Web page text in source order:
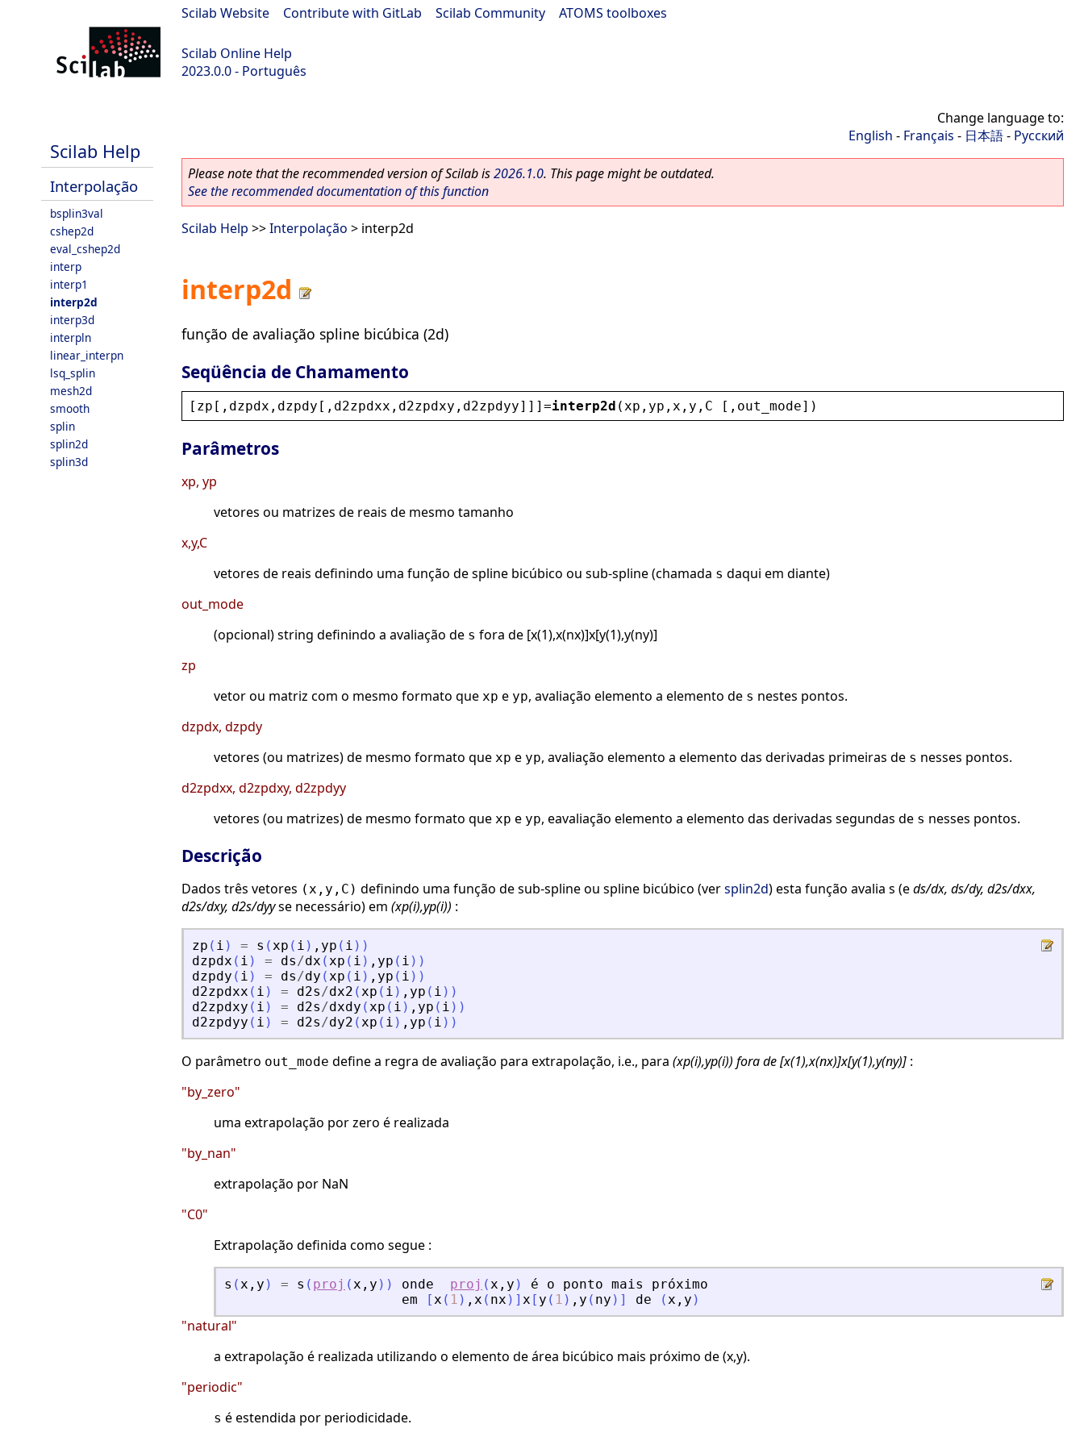
Scilab Website Contribute with GitLab Scilab Community ATOMS toolboxes
Scilab Online Help
2023.0.0 - Português
Scilab Help
Interpolação
bsplin3val
cshep2d
eval_cshep2d
interp
interp1
interp2d
interp3d
interpln
linear_interpn
lsq_splin
mesh2d
smooth
splin
splin2d
splin3d
Change language to:
English - Français - 日本語- Русский
Please note that the recommended version of Scilab is2026.1.0. This page might be outdated.
See the recommended documentation of this function
Scilab Help >>Interpolação > interp2d
interp2d
função de avaliação spline bicúbica (2d)
Seqüência de Chamamento
[ zp [, dzpdx , dzpdy [, d2zpdxx , d2zpdxy , d2zpdyy]]]=interp2d ( xp , yp , x , y , C [, out_mode])
Parâmetros
xp, yp
vetores ou matrizes de reais de mesmo tamanho
x,y,C
vetores de reais definindo uma função de spline bicúbico ou sub-spline (chamada s daqui em diante)
out_mode
(opcional) string definindo a avaliação de s fora de [x(1),x(nx)]x[y(1),y(ny)]
zp
vetor ou matriz com o mesmo formato que xp e yp, avaliação elemento a elemento de s nestes pontos.
dzpdx, dzpdy
vetores (ou matrizes) de mesmo formato que xp e yp, avaliação elemento a elemento das derivadas primeiras de s nesses pontos.
d2zpdxx, d2zpdxy, d2zpdyy
vetores (ou matrizes) de mesmo formato que xp e yp, eavaliação elemento a elemento das derivadas segundas de s nesses pontos.
Descrição
Dados três vetores (x,y,C) definindo uma função de sub-spline ou spline bicúbico (versplin2d) esta função avalia s (eds/dx, ds/dy, d2s/dxx,
d2s/dxy, d2s/dyyse necessário) em (xp(i),yp(i)) :
zp ( i ) = s (xp ( i ) , yp ( i ) )
dzpdx ( i ) = ds/dx (xp ( i ) , yp ( i ) )
dzpdy ( i ) = ds/dy (xp ( i ) , yp ( i ) )
d2zpdxx ( i ) = d2s/dx2 (xp ( i ) , yp ( i ) )
d2zpdxy ( i ) = d2s/dxdy (xp ( i ) , yp ( i ) )
d2zpdyy ( i ) = d2s/dy2 (xp ( i ) , yp ( i ) )
O parâmetro out_mode define a regra de avaliação para extrapolação, i.e., para (xp(i),yp(i)) fora de [x(1),x(nx)]x[y(1),y(ny)] :
"by_zero"
uma extrapolação por zero é realizada
"by_nan"
extrapolação por NaN
"C0"
Extrapolação definida como segue :
s (x , y ) = s ( proj (x , y ) ) onde proj (x , y ) é o ponto mais próximo
em
[x ( 1 ) , x ( nx ) ] x [ y ( 1 ) , y ( ny ) ] de (x , y )
"natural"
a extrapolação é realizada utilizando o elemento de área bicúbico mais próximo de (x,y).
"periodic"
s é estendida por periodicidade.